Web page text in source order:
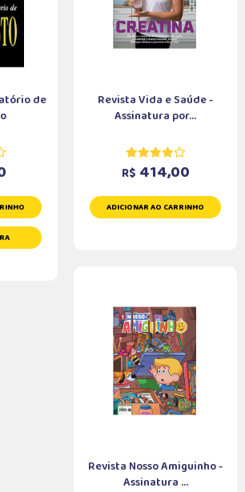
de
Revista Vida e Saúde -
Assinatura por...
R$ 414,00
ADICIONAR AO CARRINHO
Revista Nosso Amiguinho -
Assinatura ...